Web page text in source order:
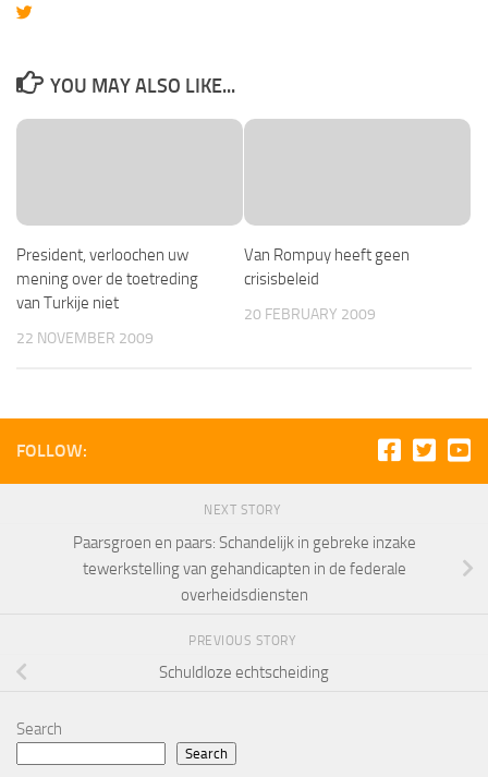
YOU MAY ALSO LIKE...
President, verloochen uw
mening over de toetreding
van Turkije niet
22 NOVEMBER 2009
Van Rompuy heeft geen
crisisbeleid
20 FEBRUARY 2009
FOLLOW:
NEXT STORY
Paarsgroen en paars: Schandelijk in gebreke inzake
tewerkstelling van gehandicapten in de federale
overheidsdiensten
PREVIOUS STORY
Schuldloze echtscheiding
Search
Search